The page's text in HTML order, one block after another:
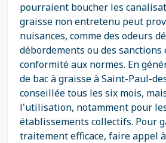
pourraient boucher les
graisse non entretenu peut
nuisances, comme des odeurs
débordements ou des sanctions
conformité aux normes. En
de bac à graisse à Saint-Paul-
conseillée tous les six mois,
l'utilisation, notamment pour
établissements collectifs. Pour
traitement efficace, faire appel